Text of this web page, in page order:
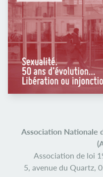
Association Nationale
Association de loi
5, avenue du Quartz,